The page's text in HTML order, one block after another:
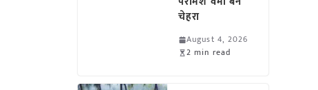
चेहरा
August 4, 2026
2 min read